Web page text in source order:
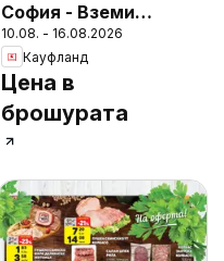
София - Вземи
повече, спести
повече
10.08. - 16.08.2026
Кауфланд
Цена в
брошурата